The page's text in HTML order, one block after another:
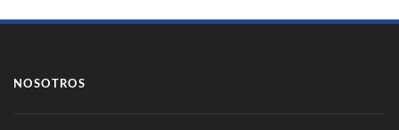
NOSOTROS